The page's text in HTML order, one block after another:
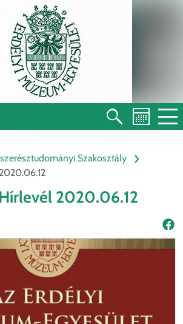
Szakosztály
2020.06.12